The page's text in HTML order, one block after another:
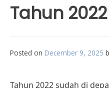
Tahun 2022
Posted on December 9, 2025
Tahun 2022 sudah di